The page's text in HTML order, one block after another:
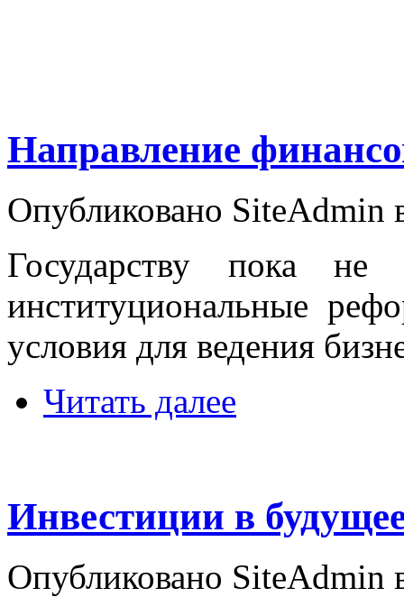
Направление
Опубликовано SiteAdmin
Государству пока
институциональные
условия для ведения
Читать далее
Инвестиции в
Опубликовано SiteAdmin